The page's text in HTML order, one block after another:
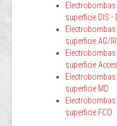
Electrobombas
superficie DIS -
Electrobombas
superficie AG/
Electrobombas
superficie
Electrobombas
superficie MD
Electrobombas
superficie FCO